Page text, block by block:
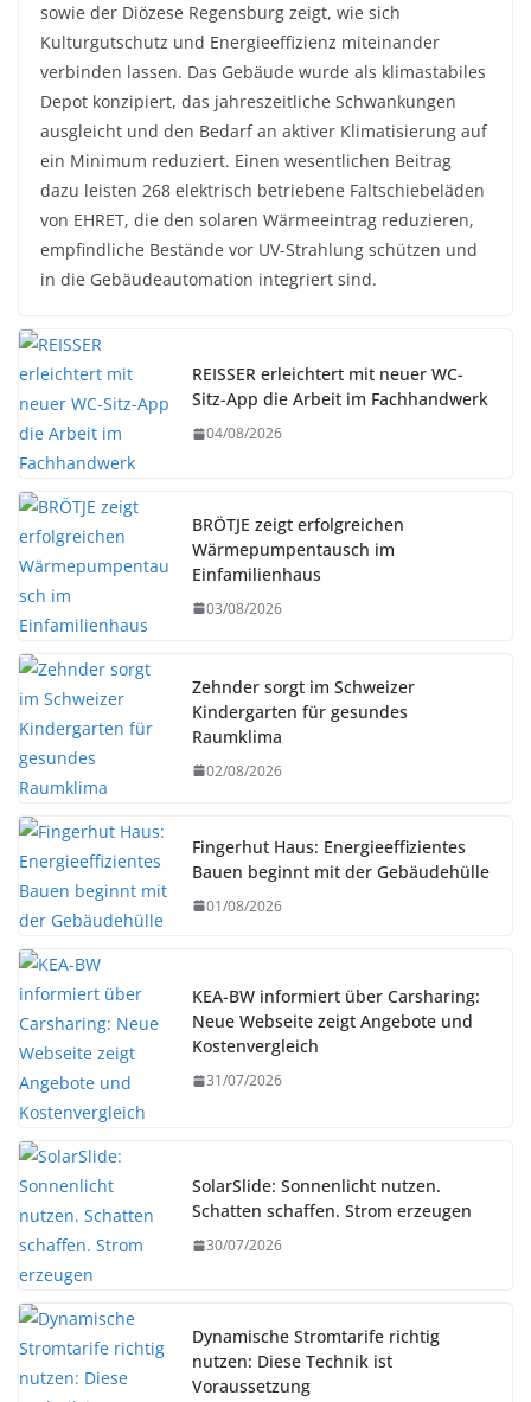
sowie der Diözese Regensburg zeigt, wie sich
Kulturgutschutz und Energieeffizienz miteinander
verbinden lassen. Das Gebäude wurde als klimastabiles
Depot konzipiert, das jahreszeitliche Schwankungen
ausgleicht und den Bedarf an aktiver Klimatisierung auf
ein Minimum reduziert. Einen wesentlichen Beitrag
dazu leisten 268 elektrisch betriebene Faltschiebeläden
von EHRET, die den solaren Wärmeeintrag reduzieren,
empfindliche Bestände vor UV-Strahlung schützen und
in die Gebäudeautomation integriert sind.
REISSER erleichtert mit neuer WC-
Sitz-App die Arbeit im Fachhandwerk
04/08/2026
BRÖTJE zeigt erfolgreichen
Wärmepumpentausch im
Einfamilienhaus
03/08/2026
Zehnder sorgt im Schweizer
Kindergarten für gesundes
Raumklima
02/08/2026
Fingerhut Haus: Energieeffizientes
Bauen beginnt mit der Gebäudehülle
01/08/2026
KEA-BW informiert über Carsharing:
Neue Webseite zeigt Angebote und
Kostenvergleich
31/07/2026
SolarSlide: Sonnenlicht nutzen.
Schatten schaffen. Strom erzeugen
30/07/2026
Dynamische Stromtarife richtig
nutzen: Diese Technik ist
Voraussetzung